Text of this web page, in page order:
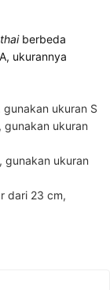
berbeda
ukurannya
gunakan ukuran S
gunakan ukuran
gunakan ukuran
dari 23 cm,